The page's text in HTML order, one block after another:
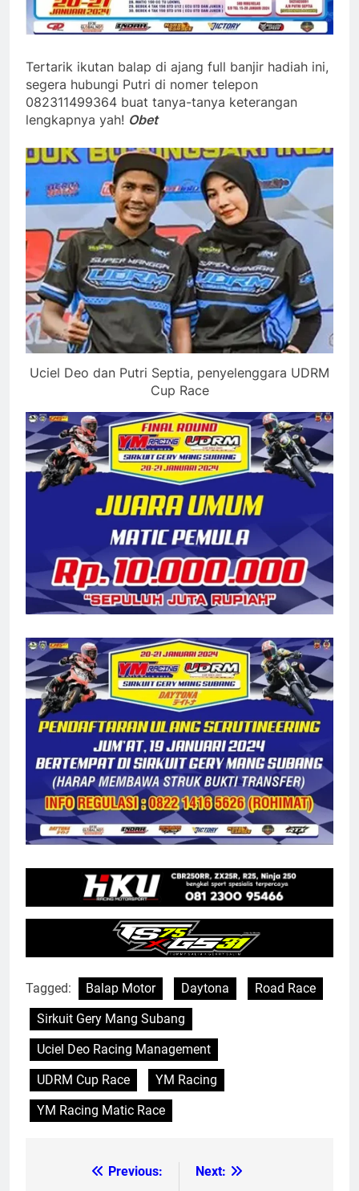
Tertarik ikutan balap di ajang full banjir hadiah ini,
segera hubungi Putri di nomer telepon
082311499364 buat tanya-tanya keterangan
lengkapnya yah! Obet
Uciel Deo dan Putri Septia, penyelenggara UDRM
Cup Race
Tagged: Balap Motor Daytona
Road Race
Sirkuit Gery Mang Subang
Uciel Deo Racing Management
UDRM Cup Race
YM Racing
YM Racing Matic Race
Previous:
Next: